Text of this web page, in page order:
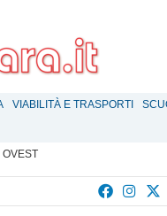
VIABILITÀ E TRASPORTI